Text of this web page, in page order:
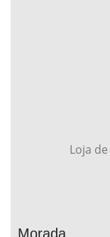
Loja
Morada